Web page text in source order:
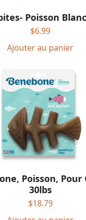
Poisson
$6.99
Ajouter au panier
Poisson, Pour
30lbs
$18.79